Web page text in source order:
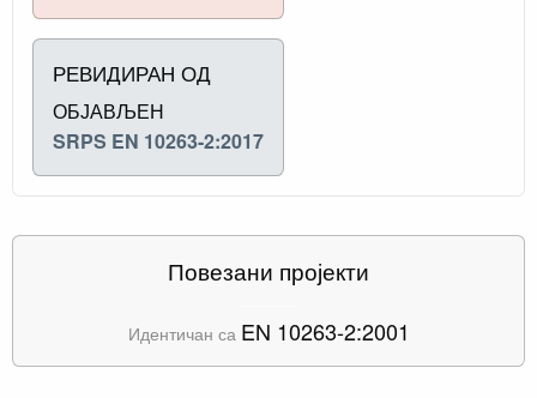
РЕВИДИРАН ОД
ОБЈАВЉЕН
SRPS EN 10263-2:2017
Повезани пројекти
Идентичан са EN 10263-2:2001